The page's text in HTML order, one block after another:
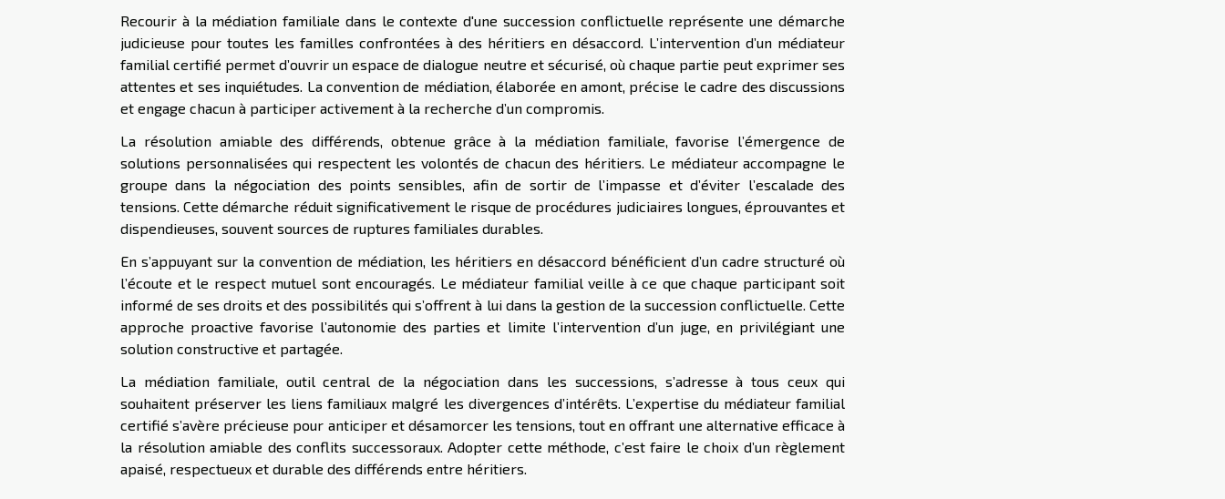
Recourir à la médiation familiale dans le contexte d'une succession conflictuelle représente une démarche
judicieuse pour toutes les familles confrontées à des héritiers en désaccord. L’intervention d’un médiateur
familial certifié permet d’ouvrir un espace de dialogue neutre et sécurisé, où chaque partie peut exprimer ses
attentes et ses inquiétudes. La convention de médiation, élaborée en amont, précise le cadre des discussions
et engage chacun à participer activement à la recherche d’un compromis.
La résolution amiable des différends, obtenue grâce à la médiation familiale, favorise l’émergence de
solutions personnalisées qui respectent les volontés de chacun des héritiers. Le médiateur accompagne le
groupe dans la négociation des points sensibles, afin de sortir de l’impasse et d’éviter l’escalade des
tensions. Cette démarche réduit significativement le risque de procédures judiciaires longues, éprouvantes et
dispendieuses, souvent sources de ruptures familiales durables.
En s’appuyant sur la convention de médiation, les héritiers en désaccord bénéficient d’un cadre structuré où
l’écoute et le respect mutuel sont encouragés. Le médiateur familial veille à ce que chaque participant soit
informé de ses droits et des possibilités qui s’offrent à lui dans la gestion de la succession conflictuelle. Cette
approche proactive favorise l’autonomie des parties et limite l’intervention d’un juge, en privilégiant une
solution constructive et partagée.
La médiation familiale, outil central de la négociation dans les successions, s’adresse à tous ceux qui
souhaitent préserver les liens familiaux malgré les divergences d’intérêts. L’expertise du médiateur familial
certifié s’avère précieuse pour anticiper et désamorcer les tensions, tout en offrant une alternative efficace à
la résolution amiable des conflits successoraux. Adopter cette méthode, c’est faire le choix d’un règlement
apaisé, respectueux et durable des différends entre héritiers.